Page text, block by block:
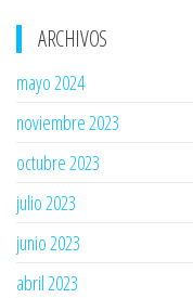
ARCHIVOS
mayo 2024
noviembre 2023
octubre 2023
julio 2023
junio 2023
abril 2023